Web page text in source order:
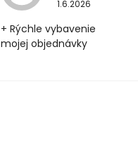
1.6.2026
+ Rýchle vybavenie
mojej objednávky